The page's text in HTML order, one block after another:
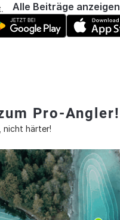
Alle Beiträge anzeigen
Pro-Angler!
nicht härter!